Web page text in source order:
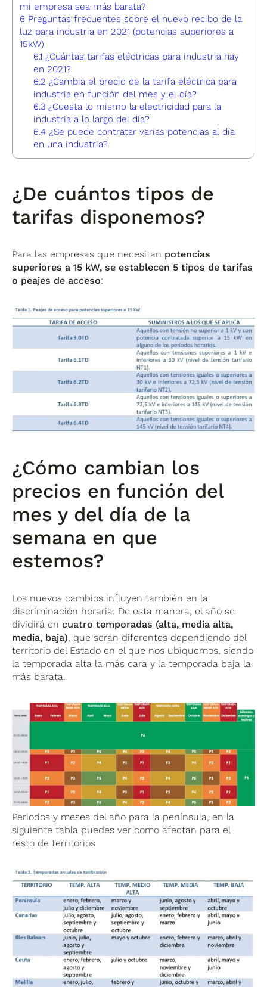
mi empresa sea más barata?
6 Preguntas frecuentes sobre el nuevo recibo de la
luz para industria en 2021 (potencias superiores a
15kW)
6.1 ¿Cuántas tarifas eléctricas para industria hay
en 2021?
6.2 ¿Cambia el precio de la tarifa eléctrica para
industria en función del mes y el día?
6.3 ¿Cuesta lo mismo la electricidad para la
industria a lo largo del día?
6.4 ¿Se puede contratar varias potencias al día
en una industria?
¿De cuántos tipos de
tarifas disponemos?
Para las empresas que necesitan potencias
superiores a 15 kW, se establecen 5 tipos de tarifas
o peajes de acceso:
¿Cómo cambian los
precios en función del
mes y del día de la
semana en que
estemos?
Los nuevos cambios influyen también en la
discriminación horaria. De esta manera, el año se
dividirá encuatro temporadas (alta, media alta,
media, baja), que serán diferentes dependiendo del
territorio del Estado en el que nos ubiquemos, siendo
la temporada alta la más cara y la temporada baja la
más barata.
Periodos y meses del año para la península, en la
siguiente tabla puedes ver como afectan para el
resto de territorios